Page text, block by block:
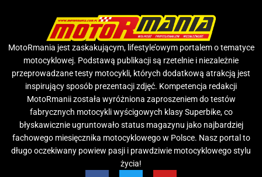
MotoRmania jest zaskakującym, lifestyle’owym portalem o tematyce
motocyklowej. Podstawą publikacji są rzetelnie i niezależnie
przeprowadzane testy motocykli, których dodatkową atrakcją jest
inspirujący sposób prezentacji zdjęć. Kompetencja redakcji
MotoRmanii została wyróżniona zaproszeniem do testów
fabrycznych motocykli wyścigowych klasy Superbike, co
błyskawicznie ugruntowało status magazynu jako najbardziej
fachowego miesięcznika motocyklowego w Polsce. Nasz portal to
długo oczekiwany powiew pasji i prawdziwie motocyklowego stylu
życia!